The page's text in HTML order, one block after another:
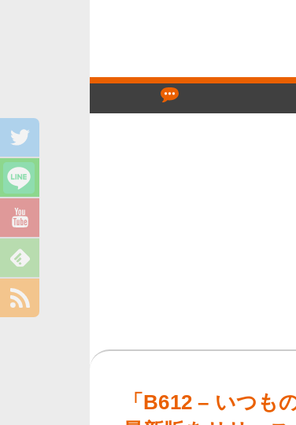
「B612 – いつも